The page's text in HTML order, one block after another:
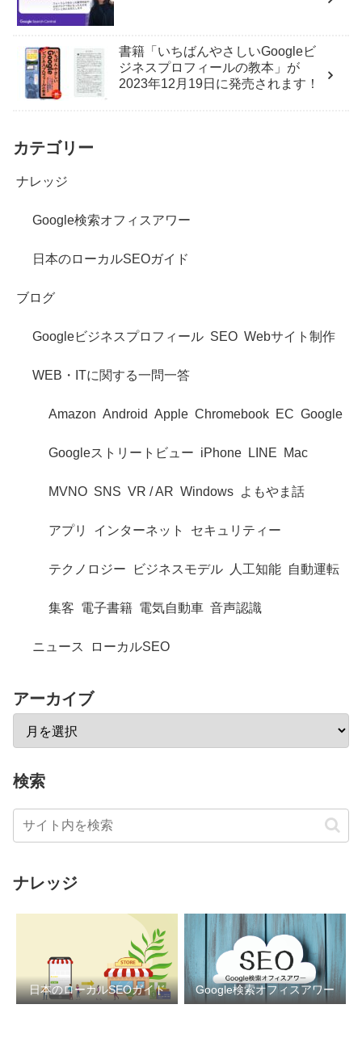
書籍「いちばんやさしいGoogleビ
ジネスプロフィールの教本」が
2023年12月19日に発売されます！
カテゴリー
ナレッジ
Google検索オフィスアワー
日本のローカルSEOガイド
ブログ
Googleビジネスプロフィール SEO Webサイト制作
WEB・ITに関する一問一答
Amazon Android Apple Chromebook EC Google
Googleストリートビュー iPhone LINE Mac
MVNO SNS VR / AR Windows よもやま話
アプリ インターネット セキュリティー
テクノロジー ビジネスモデル 人工知能 自動運転
集客 電子書籍 電気自動車 音声認識
ニュース ローカルSEO
アーカイブ
検索
ナレッジ
日本のローカルSEOガイド Google検索オフィスアワー